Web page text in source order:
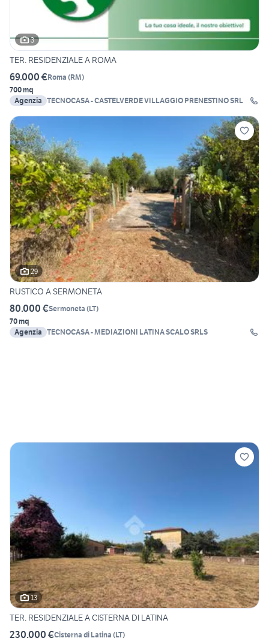
3
TER. RESIDENZIALE A ROMA
69.000 €Roma (RM)
700 mq
Agenzia TECNOCASA - CASTELVERDE VILLAGGIO PRENESTINO SRL
29
RUSTICO A SERMONETA
80.000 €Sermoneta (LT)
70 mq
Agenzia
TECNOCASA - MEDIAZIONI LATINA SCALO SRLS
13
TER. RESIDENZIALE A CISTERNA DI LATINA
230.000 €Cisterna di Latina (LT)